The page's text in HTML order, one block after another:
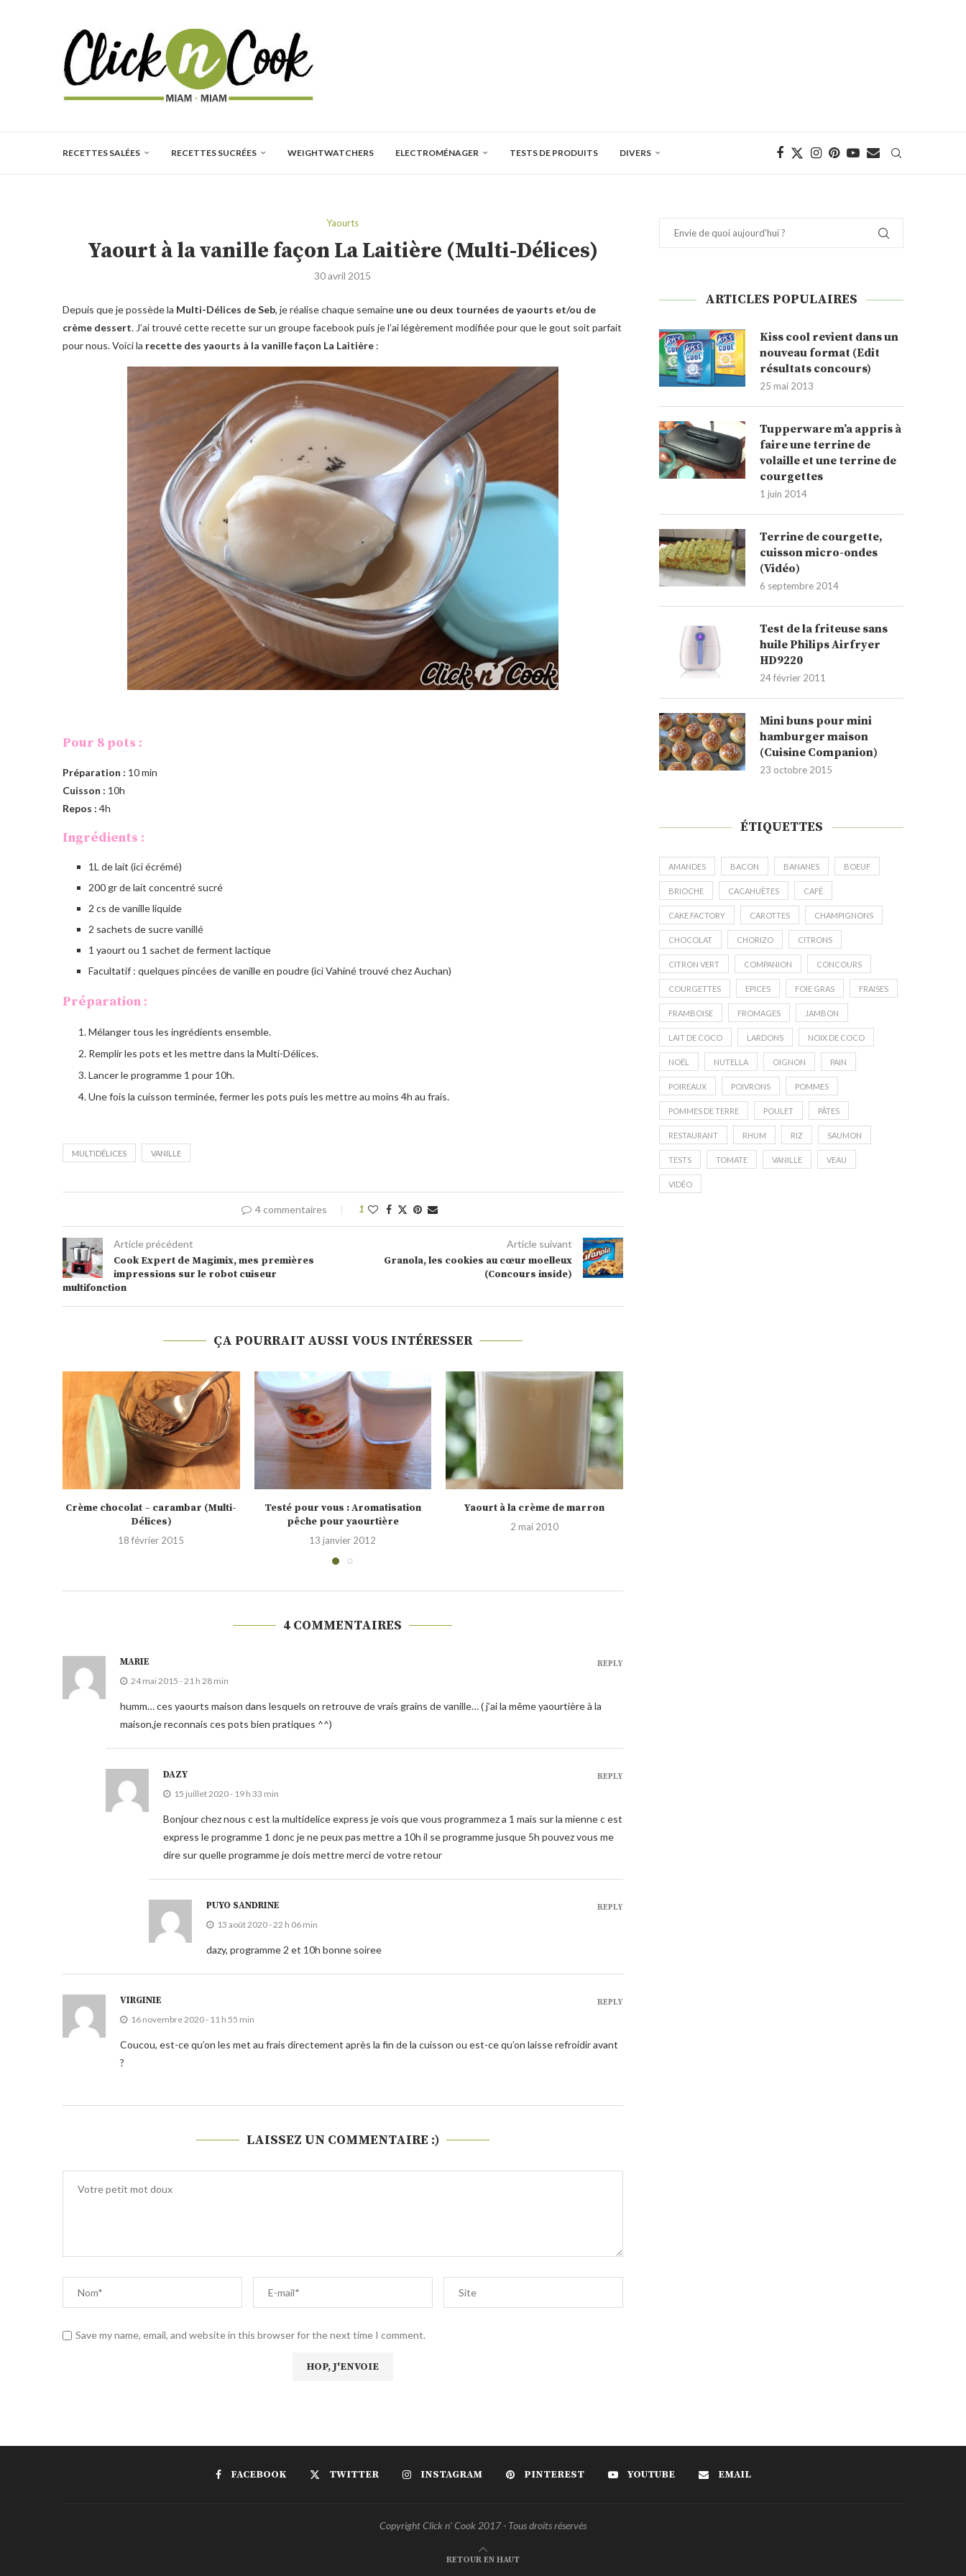
RECETTES SALÉES RECETTES SUCRÉES WEIGHTWATCHERS ELECTROMÉNAGER TESTS DE PRODUITS DIVERS
Yaourts
Yaourt à la vanille façon La Laitière (Multi-Délices)
30 avril 2015
Depuis que je possède la Multi-Délices de Seb, je réalise chaque semaine une ou deux tournées de yaourts et/ou de
crème dessert. J’ai trouvé cette recette sur un groupe facebook puis je l’ai légèrement modifiée pour que le gout soit parfait
pour nous. Voici la recette des yaourts à la vanille façon La Laitière :
Pour 8 pots :
Préparation : 10 min
Cuisson : 10h
Repos : 4h
Ingrédients :
1L de lait (ici écrémé)
200 gr de lait concentré sucré
2 cs de vanille liquide
2 sachets de sucre vanillé
1 yaourt ou 1 sachet de ferment lactique
Facultatif : quelques pincées de vanille en poudre (ici Vahiné trouvé chez Auchan)
Préparation :
Mélanger tous les ingrédients ensemble.
Remplir les pots et les mettre dans la Multi-Délices.
Lancer le programme 1 pour 10h.
Une fois la cuisson terminée, fermer les pots puis les mettre au moins 4h au frais.
MULTIDÉLICES VANILLE
4 commentaires 1
Article précédent
Cook Expert de Magimix, mes premières
impressions sur le robot cuiseur
multifonction
Article suivant
Granola, les cookies au cœur moelleux
(Concours inside)
ÇA POURRAIT AUSSI VOUS INTÉRESSER
Testé pour vous : Aromatisation
pêche pour yaourtière
13 janvier 2012
Yaourt à la crème de marron
2 mai 2010
Yaourt façon tarte aux mûres
29 avril 2010
4 COMMENTAIRES
MARIE
24 mai 2015 - 21 h 28 min
humm… ces yaourts maison dans lesquels on retrouve de vrais grains de vanille… ( j’ai la même yaourtière à la
maison,je reconnais ces pots bien pratiques ^^)
REPLY
DAZY
15 juillet 2020 - 19 h 33 min
Bonjour chez nous c est la multidelice express je vois que vous programmez a 1 mais sur la mienne c est
express le programme 1 donc je ne peux pas mettre a 10h il se programme jusque 5h pouvez vous me
dire sur quelle programme je dois mettre merci de votre retour
REPLY
PUYO SANDRINE
13 août 2020 - 22 h 06 min
dazy, programme 2 et 10h bonne soiree
REPLY
VIRGINIE
16 novembre 2020 - 11 h 55 min
Coucou, est-ce qu’on les met au frais directement après la fin de la cuisson ou est-ce qu’on laisse refroidir avant
?
REPLY
LAISSEZ UN COMMENTAIRE :)
Save my name, email, and website in this browser for the next time I comment.
ARTICLES POPULAIRES
Kiss cool revient dans un
nouveau format (Edit
résultats concours)
25 mai 2013
Tupperware m’a appris à
faire une terrine de
volaille et une terrine de
courgettes
1 juin 2014
Terrine de courgette,
cuisson micro-ondes
(Vidéo)
6 septembre 2014
Test de la friteuse sans
huile Philips Airfryer
HD9220
24 février 2011
Mini buns pour mini
hamburger maison
(Cuisine Companion)
23 octobre 2015
ÉTIQUETTES
AMANDES BACON BANANES BOEUF
BRIOCHE CACAHUÈTES CAFÉ
CAKE FACTORY CAROTTES CHAMPIGNONS
CHOCOLAT CHORIZO CITRONS
CITRON VERT COMPANION CONCOURS
COURGETTES EPICES FOIE GRAS FRAISES
FRAMBOISE FROMAGES JAMBON
LAIT DE COCO LARDONS NOIX DE COCO
NOËL NUTELLA OIGNON PAIN
POIREAUX POIVRONS POMMES
POMMES DE TERRE POULET PÂTES
RESTAURANT RHUM RIZ SAUMON
TESTS TOMATE VANILLE VEAU
VIDÉO
FACEBOOK TWITTER INSTAGRAM PINTEREST YOUTUBE EMAIL
Copyright Click n' Cook 2017 - Tous droits réservés
RETOUR EN HAUT